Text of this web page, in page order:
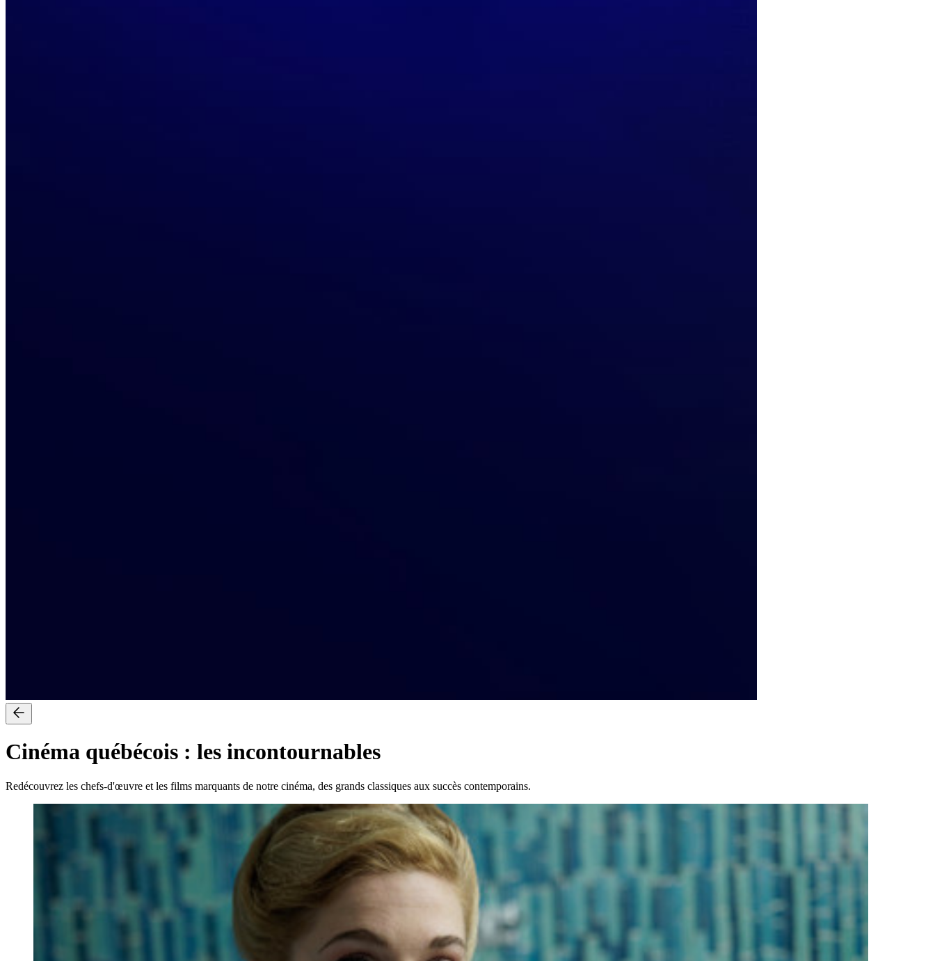
Cinéma québécois : les incontournables
Redécouvrez les chefs-d'œuvre et les films marquants de notre cinéma, des grands classiques aux succès contemporains.